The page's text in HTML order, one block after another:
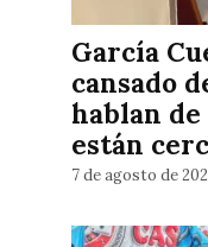
García
cansado
hablan
están
7 de agosto de